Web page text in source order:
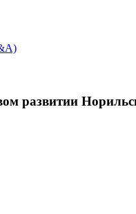
развитии